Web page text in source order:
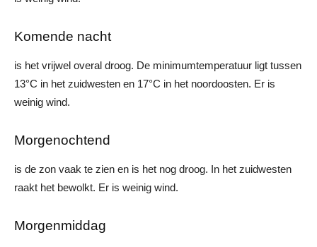
Komende nacht
is het vrijwel overal droog. De minimumtemperatuur ligt tussen
13°C in het zuidwesten en 17°C in het noordoosten. Er is
weinig wind.
Morgenochtend
is de zon vaak te zien en is het nog droog. In het zuidwesten
raakt het bewolkt. Er is weinig wind.
Morgenmiddag